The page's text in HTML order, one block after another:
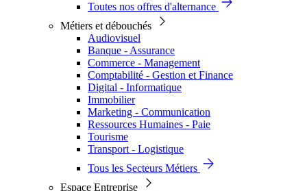
Toutes nos offres d'alternance
Métiers et débouchés
Audiovisuel
Banque - Assurance
Commerce - Management
Comptabilité - Gestion et Finance
Digital - Informatique
Immobilier
Marketing - Communication
Ressources Humaines - Paie
Tourisme
Transport - Logistique
Tous les Secteurs Métiers
Espace Entreprise